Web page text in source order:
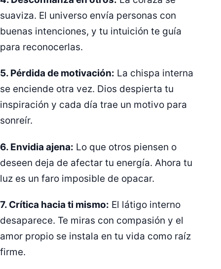
suaviza. El universo envía personas con
buenas intenciones, y tu intuición te guía
para reconocerlas.
5. Pérdida de motivación: La chispa interna
se enciende otra vez. Dios despierta tu
inspiración y cada día trae un motivo para
sonreír.
6. Envidia ajena: Lo que otros piensen o
deseen deja de afectar tu energía. Ahora tu
luz es un faro imposible de opacar.
7. Crítica hacia ti mismo: El látigo interno
desaparece. Te miras con compasión y el
amor propio se instala en tu vida como raíz
firme.